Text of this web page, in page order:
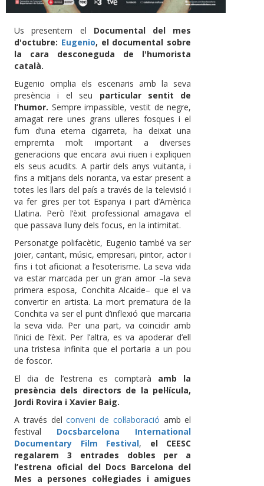
Us presentem el Documental del mes
d'octubre: Eugenio, el documental sobre
la cara desconeguda de l'humorista
català.
Eugenio omplia els escenaris amb la seva
presència i el seu particular sentit de
l’humor. Sempre impassible, vestit de negre,
amagat rere unes grans ulleres fosques i el
fum d’una eterna cigarreta, ha deixat una
empremta molt important a diverses
generacions que encara avui riuen i expliquen
els seus acudits. A partir dels anys vuitanta, i
fins a mitjans dels noranta, va estar present a
totes les llars del país a través de la televisió i
va fer gires per tot Espanya i part d’Amèrica
Llatina. Però l’èxit professional amagava el
que passava lluny dels focus, en la intimitat.
Personatge polifacètic, Eugenio també va ser
joier, cantant, músic, empresari, pintor, actor i
fins i tot aficionat a l’esoterisme. La seva vida
va estar marcada per un gran amor –la seva
primera esposa, Conchita Alcaide– que el va
convertir en artista. La mort prematura de la
Conchita va ser el punt d’inflexió que marcaria
la seva vida. Per una part, va coincidir amb
l’inici de l’èxit. Per l’altra, es va apoderar d’ell
una tristesa infinita que el portaria a un pou
de foscor.
El dia de l’estrena es comptarà amb la
presència dels directors de la pel·lícula,
Jordi Rovira i Xavier Baig.
A través delconveni de col·laboració amb el
festival
Docsbarcelona International
Documentary Film Festival, el CEESC
regalarem 3 entrades dobles per a
l’estrena oficial del Docs Barcelona del
Mes a persones col·legiades i amigues